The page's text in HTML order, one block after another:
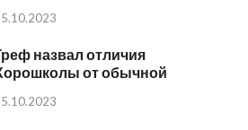
назвал отличия
от обычной